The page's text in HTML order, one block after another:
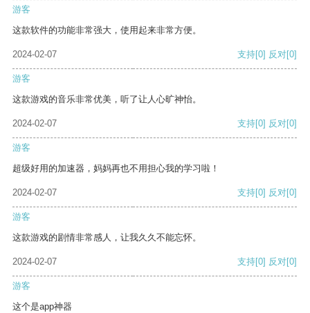
游客
这款软件的功能非常强大，使用起来非常方便。
2024-02-07 支持[0] 反对[0]
游客
这款游戏的音乐非常优美，听了让人心旷神怡。
2024-02-07 支持[0] 反对[0]
游客
超级好用的加速器，妈妈再也不用担心我的学习啦！
2024-02-07 支持[0] 反对[0]
游客
这款游戏的剧情非常感人，让我久久不能忘怀。
2024-02-07 支持[0] 反对[0]
游客
这个是app神器